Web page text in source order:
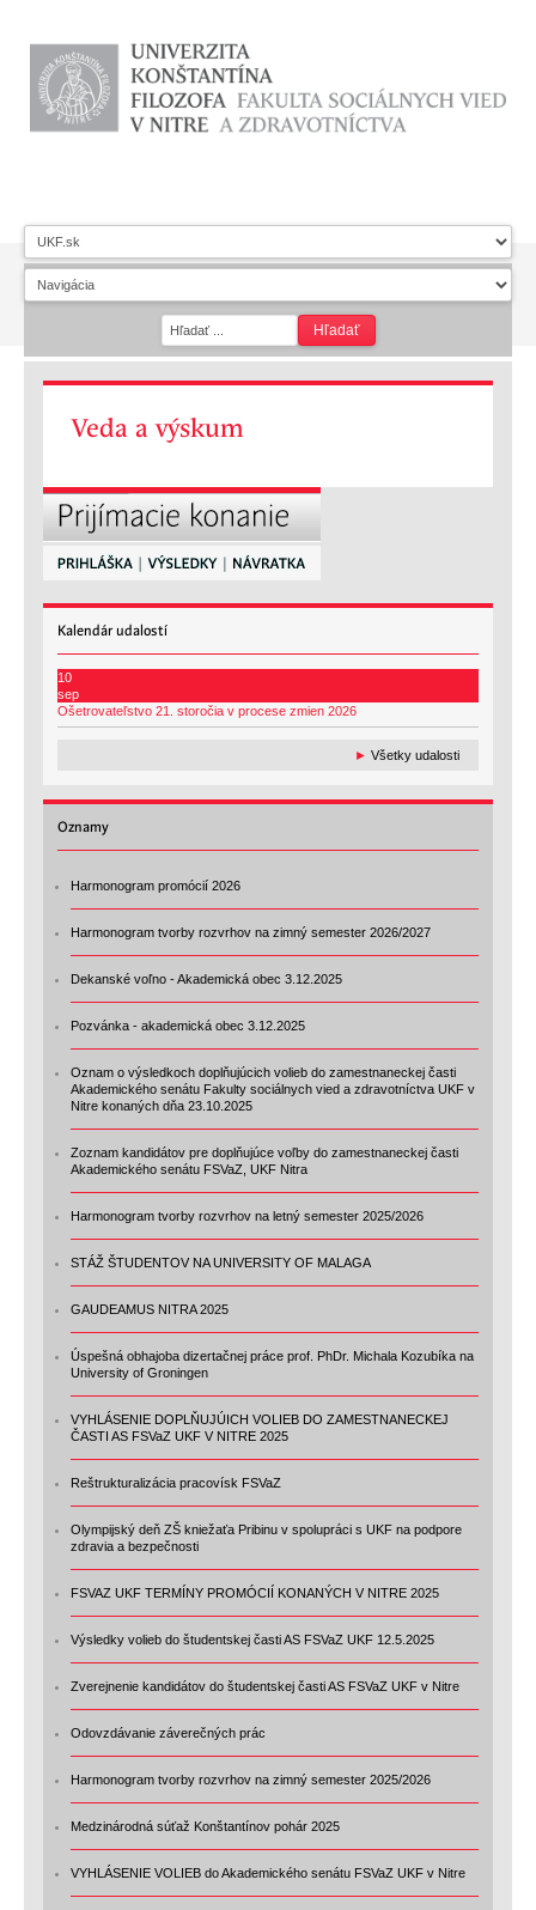
Veda a výskum
Kalendárudalostí
10
sep
Ošetrovateľstvo 21. storočia v procese zmien 2026
► Všetky udalosti
Oznamy
Harmonogram promócií 2026
Harmonogram tvorby rozvrhov na zimný semester 2026/2027
Dekanské voľno - Akademická obec 3.12.2025
Pozvánka - akademická obec 3.12.2025
Oznam o výsledkoch doplňujúcich volieb do zamestnaneckej časti
Akademického senátu Fakulty sociálnych vied a zdravotníctva UKF v
Nitre konaných dňa 23.10.2025
Zoznam kandidátov pre doplňujúce voľby do zamestnaneckej časti
Akademického senátu FSVaZ, UKF Nitra
Harmonogram tvorby rozvrhov na letný semester 2025/2026
STÁŽ ŠTUDENTOV NA UNIVERSITY OF MALAGA
GAUDEAMUS NITRA 2025
Úspešná obhajoba dizertačnej práce prof. PhDr. Michala Kozubíka na
University of Groningen
VYHLÁSENIE DOPLŇUJÚICH VOLIEB DO ZAMESTNANECKEJ
ČASTI AS FSVaZ UKF V NITRE 2025
Reštrukturalizácia pracovísk FSVaZ
Olympijský deň ZŠ kniežaťa Pribinu v spolupráci s UKF na podpore
zdravia a bezpečnosti
FSVAZ UKF TERMÍNY PROMÓCIÍ KONANÝCH V NITRE 2025
Výsledky volieb do študentskej časti AS FSVaZ UKF 12.5.2025
Zverejnenie kandidátov do študentskej časti AS FSVaZ UKF v Nitre
Odovzdávanie záverečných prác
Harmonogram tvorby rozvrhov na zimný semester 2025/2026
Medzinárodná súťaž Konštantínov pohár 2025
VYHLÁSENIE VOLIEB do Akademického senátu FSVaZ UKF v Nitre